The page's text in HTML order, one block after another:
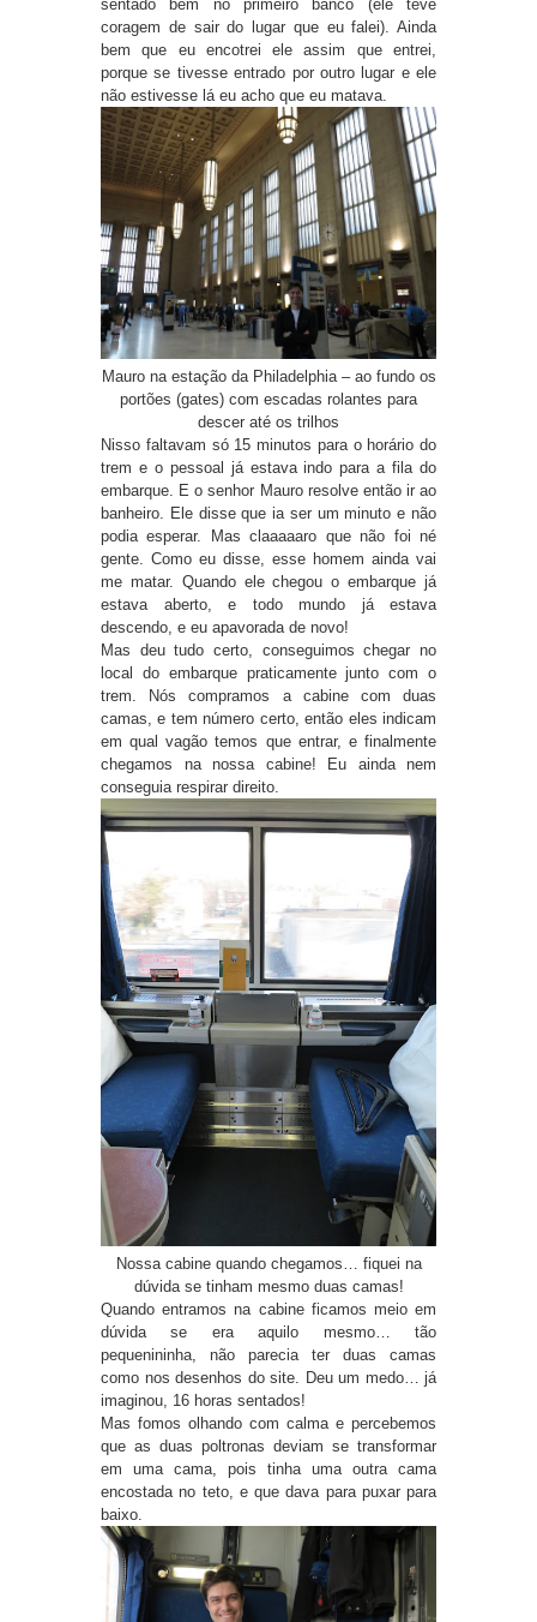
sentado bem no primeiro banco (ele teve
coragem de sair do lugar que eu falei). Ainda
bem que eu encotrei ele assim que entrei,
porque se tivesse entrado por outro lugar e ele
não estivesse lá eu acho que eu matava.
Mauro na estação da Philadelphia – ao fundo os
portões (gates) com escadas rolantes para
descer até os trilhos
Nisso faltavam só 15 minutos para o horário do
trem e o pessoal já estava indo para a fila do
embarque. E o senhor Mauro resolve então ir ao
banheiro. Ele disse que ia ser um minuto e não
podia esperar. Mas claaaaaro que não foi né
gente. Como eu disse, esse homem ainda vai
me matar. Quando ele chegou o embarque já
estava aberto, e todo mundo já estava
descendo, e eu apavorada de novo!
Mas deu tudo certo, conseguimos chegar no
local do embarque praticamente junto com o
trem. Nós compramos a cabine com duas
camas, e tem número certo, então eles indicam
em qual vagão temos que entrar, e finalmente
chegamos na nossa cabine! Eu ainda nem
conseguia respirar direito.
Nossa cabine quando chegamos… fiquei na
dúvida se tinham mesmo duas camas!
Quando entramos na cabine ficamos meio em
dúvida se era aquilo mesmo… tão
pequenininha, não parecia ter duas camas
como nos desenhos do site. Deu um medo… já
imaginou, 16 horas sentados!
Mas fomos olhando com calma e percebemos
que as duas poltronas deviam se transformar
em uma cama, pois tinha uma outra cama
encostada no teto, e que dava para puxar para
baixo.